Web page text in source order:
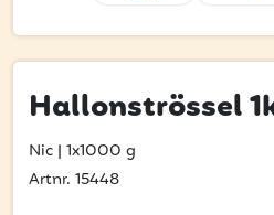
Vill du få erbjudanden
Ange din e-postadress nedan
E-postadress
Hallonströssel
Nic | 1x1000 g
Artnr. 15448